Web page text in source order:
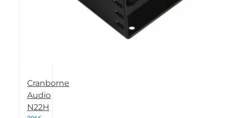
Cranborne
Audio
N22H